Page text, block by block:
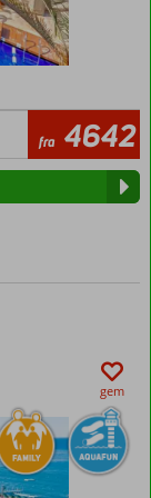
fra 4642
gem